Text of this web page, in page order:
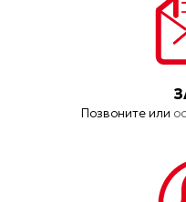
Позвоните или